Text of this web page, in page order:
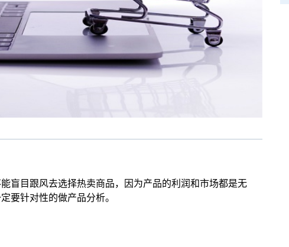
盲目跟风去选择热卖商品，因为产品的利润和市场都是无
要针对性的做产品分析。